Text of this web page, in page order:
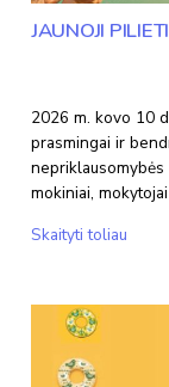
JAUNOJI
2026 m. kovo 10
prasmingai ir
mokiniai,
Skaityti toliau